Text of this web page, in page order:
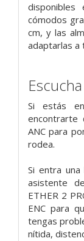
cómodos
cm, y las
adaptarlas a
Si estás
encontrarte
ANC para
rodea.
Si entra
asistente
ETHER 2
ENC para
tengas
nítida,